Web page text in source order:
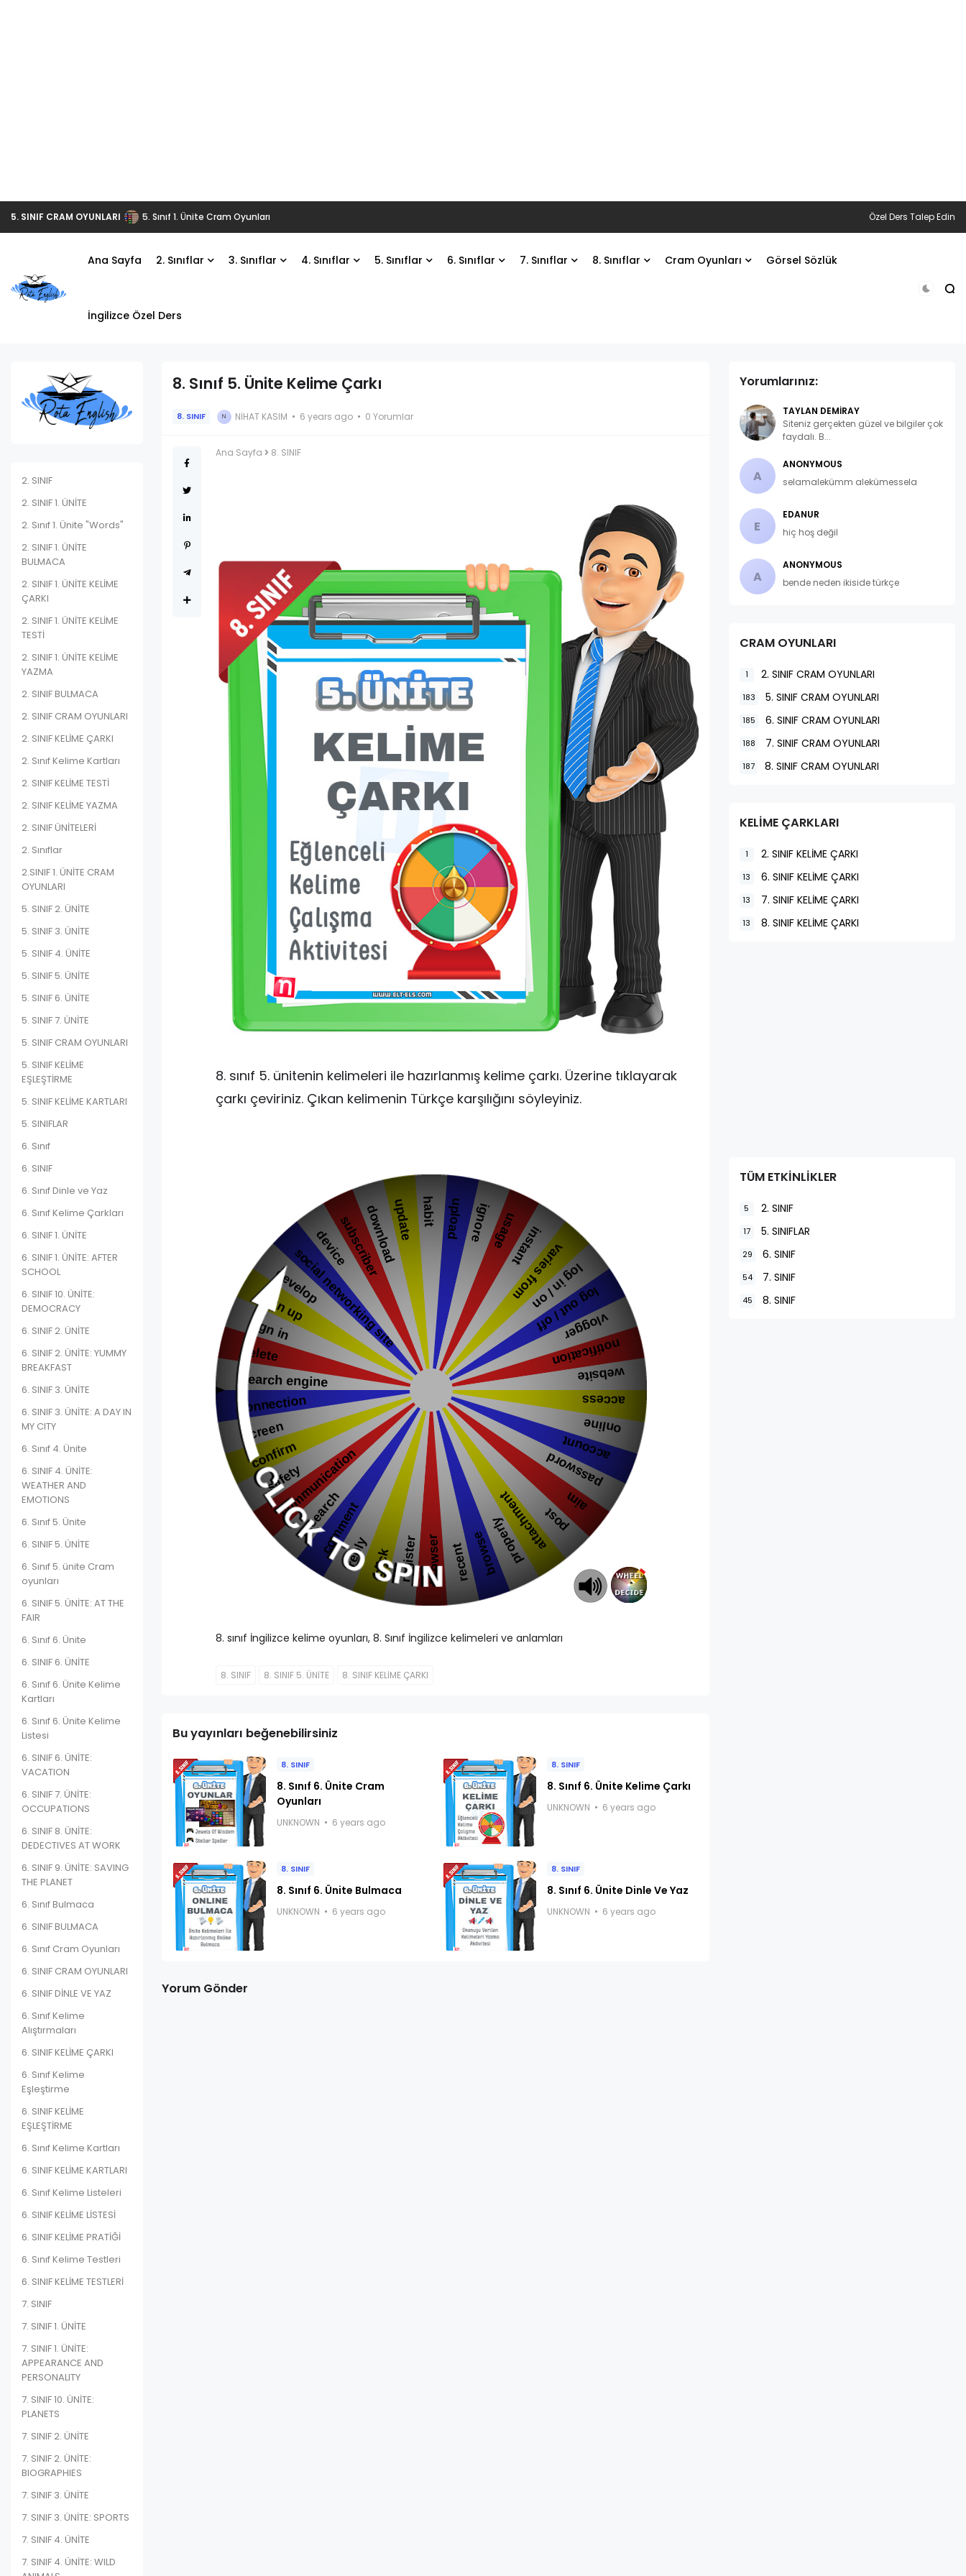
5. SINIF CRAM OYUNLARI 5. Sınıf 1. Ünite Cram Oyunları Özel Ders Talep Edin
Ana Sayfa 2. Sınıflar 3. Sınıflar 4. Sınıflar 5. Sınıflar 6. Sınıflar 7. Sınıflar 8. Sınıflar Cram Oyunları Görsel Sözlük
İngilizce Özel Ders
2. SINIF
2. SINIF 1. ÜNİTE
2. Sınıf 1. Ünite "Words"
2. SINIF 1. ÜNİTE
BULMACA
2. SINIF 1. ÜNİTE KELİME
ÇARKI
2. SINIF 1. ÜNİTE KELİME
TESTİ
2. SINIF 1. ÜNİTE KELİME
YAZMA
2. SINIF BULMACA
2. SINIF CRAM OYUNLARI
2. SINIF KELİME ÇARKI
2. Sınıf Kelime Kartları
2. SINIF KELİME TESTİ
2. SINIF KELİME YAZMA
2. SINIF ÜNİTELERİ
2. Sınıflar
2.SINIF 1. ÜNİTE CRAM
OYUNLARI
5. SINIF 2. ÜNİTE
5. SINIF 3. ÜNİTE
5. SINIF 4. ÜNİTE
5. SINIF 5. ÜNİTE
5. SINIF 6. ÜNİTE
5. SINIF 7. ÜNİTE
5. SINIF CRAM OYUNLARI
5. SINIF KELİME
EŞLEŞTİRME
5. SINIF KELİME KARTLARI
5. SINIFLAR
6. Sınıf
6. SINIF
6. Sınıf Dinle ve Yaz
6. Sınıf Kelime Çarkları
6. SINIF 1. ÜNİTE
6. SINIF 1. ÜNİTE: AFTER
SCHOOL
6. SINIF 10. ÜNİTE:
DEMOCRACY
6. SINIF 2. ÜNİTE
6. SINIF 2. ÜNİTE: YUMMY
BREAKFAST
6. SINIF 3. ÜNİTE
6. SINIF 3. ÜNİTE: A DAY IN
MY CITY
6. Sınıf 4. Ünite
6. SINIF 4. ÜNİTE:
WEATHER AND
EMOTIONS
6. Sınıf 5. Ünite
6. SINIF 5. ÜNİTE
6. Sınıf 5. ünite Cram
oyunları
6. SINIF 5. ÜNİTE: AT THE
FAIR
6. Sınıf 6. Ünite
6. SINIF 6. ÜNİTE
6. Sınıf 6. Ünite Kelime
Kartları
6. Sınıf 6. Ünite Kelime
Listesi
6. SINIF 6. ÜNİTE:
VACATION
6. SINIF 7. ÜNİTE:
OCCUPATIONS
6. SINIF 8. ÜNİTE:
DEDECTIVES AT WORK
6. SINIF 9. ÜNİTE: SAVING
THE PLANET
6. Sınıf Bulmaca
6. SINIF BULMACA
6. Sınıf Cram Oyunları
6. SINIF CRAM OYUNLARI
6. SINIF DİNLE VE YAZ
6. Sınıf Kelime
Alıştırmaları
6. SINIF KELİME ÇARKI
6. Sınıf Kelime
Eşleştirme
6. SINIF KELİME
EŞLEŞTİRME
6. Sınıf Kelime Kartları
6. SINIF KELİME KARTLARI
6. Sınıf Kelime Listeleri
6. SINIF KELİME LİSTESİ
6. SINIF KELİME PRATİĞİ
6. Sınıf Kelime Testleri
6. SINIF KELİME TESTLERİ
7. SINIF
7. SINIF 1. ÜNİTE
7. SINIF 1. ÜNİTE:
APPEARANCE AND
PERSONALITY
7. SINIF 10. ÜNİTE:
PLANETS
7. SINIF 2. ÜNİTE
7. SINIF 2. ÜNİTE:
BIOGRAPHIES
7. SINIF 3. ÜNİTE
7. SINIF 3. ÜNİTE: SPORTS
7. SINIF 4. ÜNİTE
7. SINIF 4. ÜNİTE: WILD
8. Sınıf 5. Ünite Kelime Çarkı
8. SINIF N NIHAT KASIM 6 years ago 0 Yorumlar
Ana Sayfa 8. SINIF
8. sınıf 5. ünitenin kelimeleri ile hazırlanmış kelime çarkı. Üzerine tıklayarak
çarkı çeviriniz. Çıkan kelimenin Türkçe karşılığını söyleyiniz.
8. sınıf İngilizce kelime oyunları, 8. Sınıf İngilizce kelimeleri ve anlamları
8. SINIF 8. SINIF 5. ÜNİTE 8. SINIF KELİME ÇARKI
Bu yayınları beğenebilirsiniz
8. SINIF
8. Sınıf 6. Ünite Cram
Oyunları
UNKNOWN 6 years ago
8. SINIF
8. Sınıf 6. Ünite Kelime Çarkı
UNKNOWN 6 years ago
8. SINIF
8. Sınıf 6. Ünite Bulmaca
UNKNOWN 6 years ago
8. SINIF
8. Sınıf 6. Ünite Dinle Ve Yaz
UNKNOWN 6 years ago
Yorum Gönder
Yorumlarınız:
TAYLAN DEMIRAY
Siteniz gerçekten güzel ve bilgiler çok
faydalı. B...
A
ANONYMOUS
selamalekümm alekümessela
E
EDANUR
hiç hoş değil
A
ANONYMOUS
bende neden ikiside türkçe
CRAM OYUNLARI
1 2. SINIF CRAM OYUNLARI
183 5. SINIF CRAM OYUNLARI
185 6. SINIF CRAM OYUNLARI
188 7. SINIF CRAM OYUNLARI
187 8. SINIF CRAM OYUNLARI
KELİME ÇARKLARI
1 2. SINIF KELİME ÇARKI
13 6. SINIF KELİME ÇARKI
13 7. SINIF KELİME ÇARKI
13 8. SINIF KELİME ÇARKI
TÜM ETKİNLİKLER
5 2. SINIF
17 5. SINIFLAR
29 6. SINIF
54 7. SINIF
45 8. SINIF